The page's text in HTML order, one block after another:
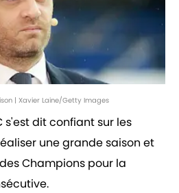
| Xavier Laine/Getty Images
s'est dit confiant sur les
une grande saison et
Champions pour la